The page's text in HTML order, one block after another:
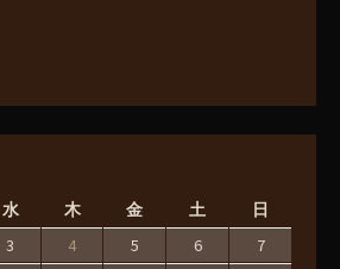
水 木 金 土 日
3 4 5 6
7